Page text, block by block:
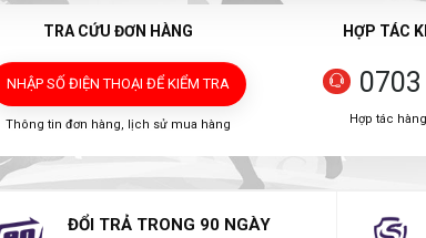
TRA CỨU ĐƠN HÀNG
NHẬP SỐ ĐIỆN THOẠI ĐỂ KIỂM TRA
Thông tin đơn hàng, lịch sử mua hàng
HỢP TÁC
Hợp tác
ĐỔI TRẢ TRONG 90 NGÀY